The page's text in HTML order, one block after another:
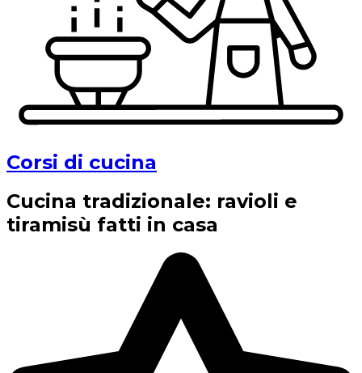
Corsi di cucina
Cucina tradizionale: ravioli e
tiramisù fatti in casa